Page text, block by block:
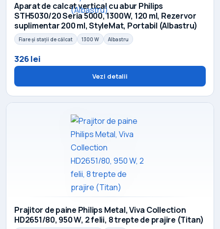
Aparat de calcat vertical cu abur Philips
STH5030/20 Seria 5000, 1300W, 120 ml, Rezervor
suplimentar 200 ml, StyleMat, Portabil (Albastru)
Fiare și stații de călcat 1300 W Albastru
326 lei
Vezi detalii
Prajitor de paine Philips Metal, Viva Collection
HD2651/80, 950 W, 2 felii, 8 trepte de prajire (Titan)